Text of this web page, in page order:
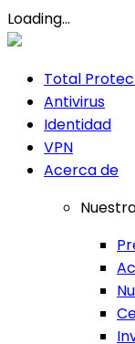
Loading...
Total
Antivirus
Identidad
VPN
Acerca de